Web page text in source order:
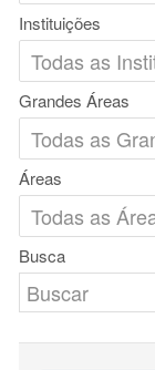
Instituições
Grandes Áreas
Áreas
Busca